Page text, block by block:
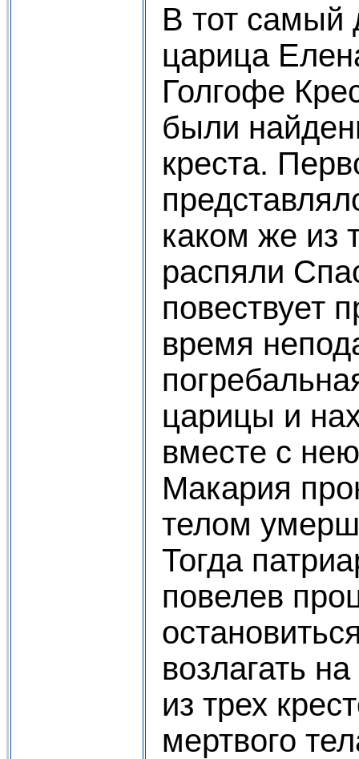
В тот самый
царица
Голгофе
были
креста.
каком же из
распяли
повествует
время
царицы и
вместе с
Макария
телом
Тогда
повелев
возлагать
из трех
мертвого